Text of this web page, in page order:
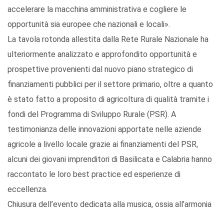
accelerare la macchina amministrativa e cogliere le
opportunità sia europee che nazionali e locali».
La tavola rotonda allestita dalla Rete Rurale Nazionale ha
ulteriormente analizzato e approfondito opportunità e
prospettive provenienti dal nuovo piano strategico di
finanziamenti pubblici per il settore primario, oltre a quanto
è stato fatto a proposito di agricoltura di qualità tramite i
fondi del Programma di Sviluppo Rurale (PSR). A
testimonianza delle innovazioni apportate nelle aziende
agricole a livello locale grazie ai finanziamenti del PSR,
alcuni dei giovani imprenditori di Basilicata e Calabria hanno
raccontato le loro best practice ed esperienze di
eccellenza.
Chiusura dell’evento dedicata alla musica, ossia all’armonia